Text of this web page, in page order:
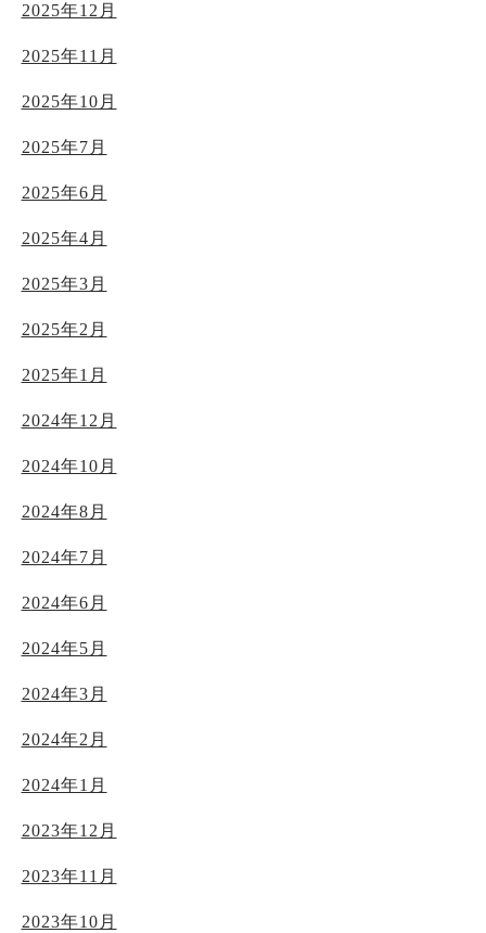
2025年12月
2025年11月
2025年10月
2025年7月
2025年6月
2025年4月
2025年3月
2025年2月
2025年1月
2024年12月
2024年10月
2024年8月
2024年7月
2024年6月
2024年5月
2024年3月
2024年2月
2024年1月
2023年12月
2023年11月
2023年10月